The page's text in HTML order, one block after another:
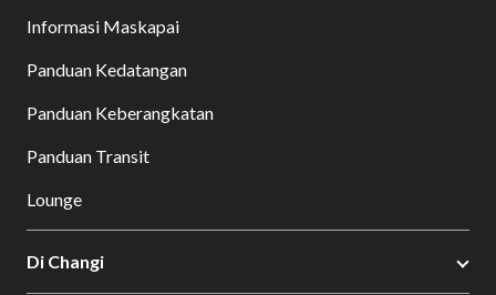
Informasi Maskapai
Panduan Kedatangan
Panduan Keberangkatan
Panduan Transit
Lounge
Di Changi